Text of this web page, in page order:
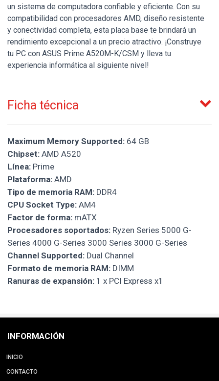
un sistema de computadora confiable y eficiente. Con su
compatibilidad con procesadores AMD, diseño resistente
y conectividad completa, esta placa base te brindará un
rendimiento excepcional a un precio atractivo. ¡Construye
tu PC con ASUS Prime A520M-K/CSM y lleva tu
experiencia informática al siguiente nivel!
Ficha técnica
Maximum Memory Supported: 64 GB
Chipset: AMD A520
Línea: Prime
Plataforma: AMD
Tipo de memoria RAM: DDR4
CPU Socket Type: AM4
Factor de forma: mATX
Procesadores soportados: Ryzen Series 5000 G-
Series 4000 G-Series 3000 Series 3000 G-Series
Channel Supported: Dual Channel
Formato de memoria RAM: DIMM
Ranuras de expansión: 1 x PCI Express x1
INFORMACIÓN
INICIO
CONTACTO